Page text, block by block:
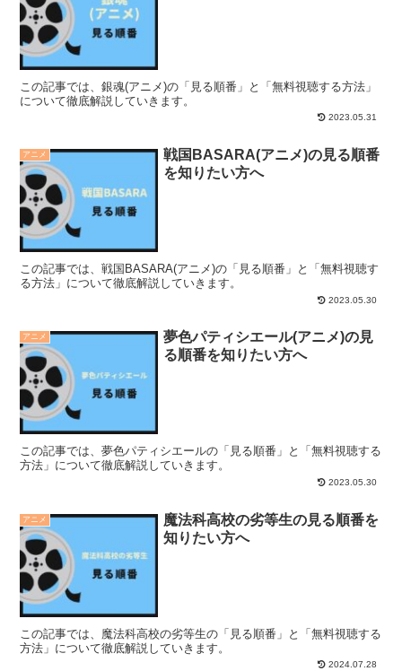
この記事では、銀魂(アニメ)の「見る順番」と「無料視聴する方法」
について徹底解説していきます。
2023.05.31
アニメ
戦国BASARA(アニメ)の見る順番
を知りたい方へ
この記事では、戦国BASARA(アニメ)の「見る順番」と「無料視聴す
る方法」について徹底解説していきます。
2023.05.30
アニメ
夢色パティシエール(アニメ)の見
る順番を知りたい方へ
この記事では、夢色パティシエールの「見る順番」と「無料視聴する
方法」について徹底解説していきます。
2023.05.30
アニメ
魔法科高校の劣等生の見る順番を
知りたい方へ
この記事では、魔法科高校の劣等生の「見る順番」と「無料視聴する
方法」について徹底解説していきます。
2024.07.28